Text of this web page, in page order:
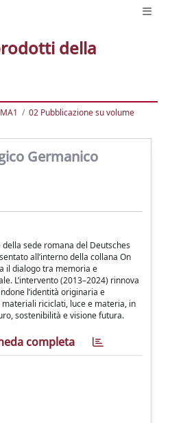
della
02 Pubblicazione su volume
Germanico
sede romana del Deutsches
all’interno della collana On
il dialogo tra memoria e
L’intervento (2013–2024) rinnova
l’identità originaria e
riciclati, luce e materia, in
sostenibilità e visione futura.
completa